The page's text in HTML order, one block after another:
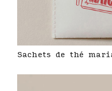
Sachets de thé